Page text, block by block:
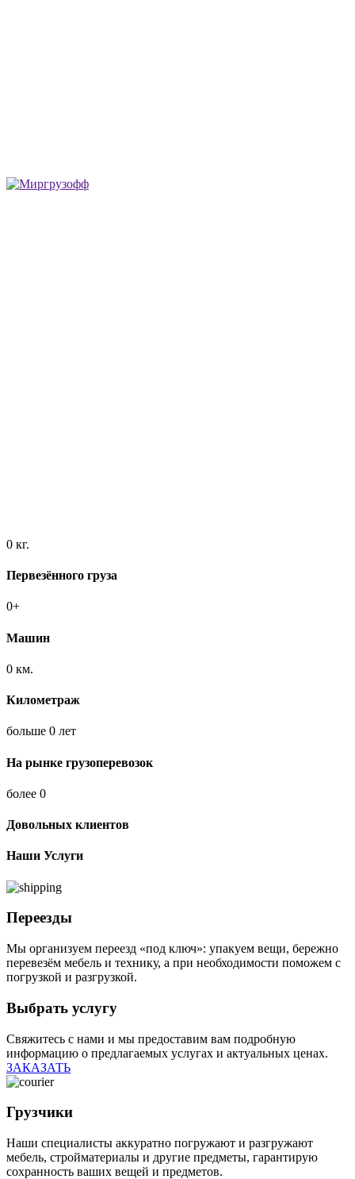
0 кг.
Первезённого груза
0+
Машин
0 км.
Километраж
больше 0 лет
На рынке грузоперевозок
более 0
Довольных клиентов
Наши Услуги
Переезды
Мы организуем переезд «под ключ»: упакуем вещи, бережно
перевезём мебель и технику, а при необходимости поможем с
погрузкой и разгрузкой.
Выбрать услугу
Свяжитесь с нами и мы предоставим вам подробную
информацию о предлагаемых услугах и актуальных ценах.
ЗАКАЗАТЬ
Грузчики
Наши специалисты аккуратно погружают и разгружают
мебель, стройматериалы и другие предметы, гарантирую
сохранность ваших вещей и предметов.